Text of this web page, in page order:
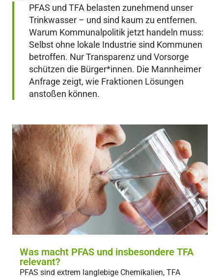
PFAS und TFA belasten zunehmend unser
Trinkwasser – und sind kaum zu entfernen.
Warum Kommunalpolitik jetzt handeln muss:
Selbst ohne lokale Industrie sind Kommunen
betroffen. Nur Transparenz und Vorsorge
schützen die Bürger*innen. Die Mannheimer
Anfrage zeigt, wie Fraktionen Lösungen
anstoßen können.
Was macht PFAS und insbesondere TFA
relevant?
PFAS sind extrem langlebige Chemikalien, TFA